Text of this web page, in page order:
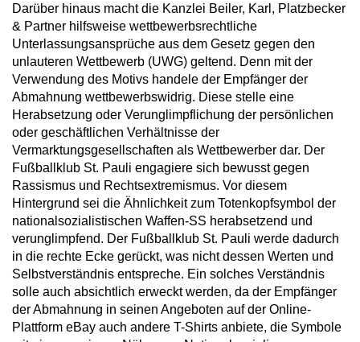
Darüber hinaus macht die Kanzlei Beiler, Karl, Platzbecker
& Partner hilfsweise wettbewerbsrechtliche
Unterlassungsansprüche aus dem Gesetz gegen den
unlauteren Wettbewerb (UWG) geltend. Denn mit der
Verwendung des Motivs handele der Empfänger der
Abmahnung wettbewerbswidrig. Diese stelle eine
Herabsetzung oder Verunglimpflichung der persönlichen
oder geschäftlichen Verhältnisse der
Vermarktungsgesellschaften als Wettbewerber dar. Der
Fußballklub St. Pauli engagiere sich bewusst gegen
Rassismus und Rechtsextremismus. Vor diesem
Hintergrund sei die Ähnlichkeit zum Totenkopfsymbol der
nationalsozialistischen Waffen-SS herabsetzend und
verunglimpfend. Der Fußballklub St. Pauli werde dadurch
in die rechte Ecke gerückt, was nicht dessen Werten und
Selbstverständnis entspreche. Ein solches Verständnis
solle auch absichtlich erweckt werden, da der Empfänger
der Abmahnung in seinen Angeboten auf der Online-
Plattform eBay auch andere T-Shirts anbiete, die Symbole